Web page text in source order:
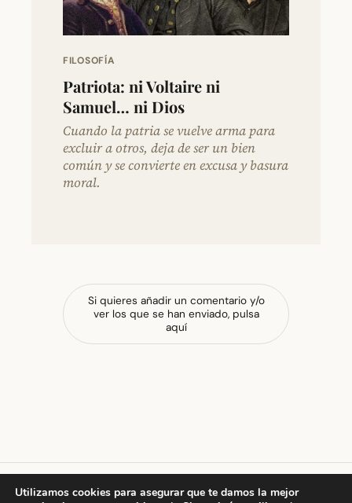
FILOSOFÍA
Patriota: ni Voltaire ni
Samuel… ni Dios
Cuando la patria se vuelve arma para
excluir a otros, deja de ser un bien
común y se convierte en excusa y basura
moral.
Si quieres añadir un comentario y/o
ver los que se han enviado, pulsa
aquí
Utilizamos cookies para asegurar que te damos la mejor